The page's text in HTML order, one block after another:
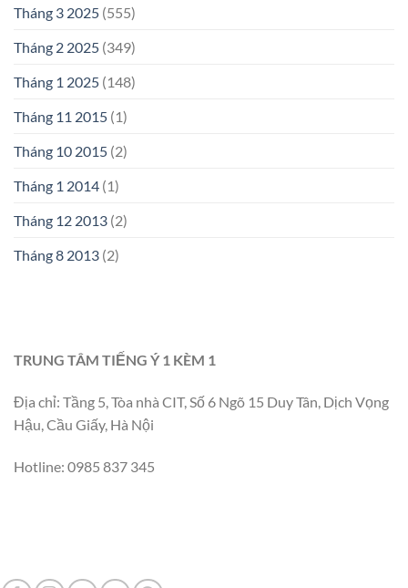
Tháng 3 2025 (555)
Tháng 2 2025 (349)
Tháng 1 2025 (148)
Tháng 11 2015 (1)
Tháng 10 2015 (2)
Tháng 1 2014 (1)
Tháng 12 2013 (2)
Tháng 8 2013 (2)
TRUNG TÂM TIẾNG Ý 1 KÈM 1
Địa chỉ: Tầng 5, Tòa nhà CIT, Số 6 Ngõ 15 Duy Tân, Dịch Vọng
Hậu, Cầu Giấy, Hà Nội
Hotline: 0985 837 345